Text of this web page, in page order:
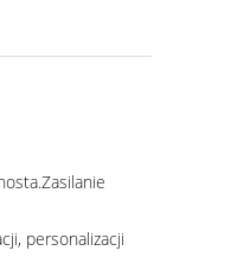
personalizacji